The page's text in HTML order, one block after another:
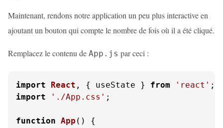
Maintenant, rendons notre application un peu plus interactive en
ajoutant un bouton qui compte le nombre de fois où il a été cliqué.
Remplacez le contenu de App.js par ceci :
import React , { useState } from 'react'
import
'./App.css' ;
function App (